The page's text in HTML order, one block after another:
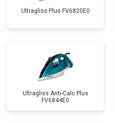
Ultragliss Plus FV6820E0
Ultragliss Anti-Calc Plus
FV6844E0